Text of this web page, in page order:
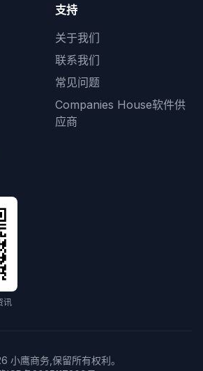
支持
关于我们
联系我们
常见问题
Companies House软件供
应商
讯
小鹰商务,保留所有权利。